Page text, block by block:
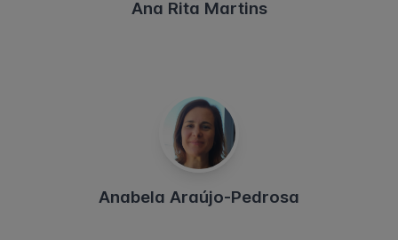
Ana Rita Martins
Anabela Araújo-Pedrosa